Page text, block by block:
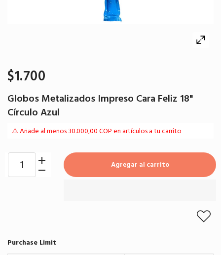
$1.700
Globos Metalizados Impreso Cara Feliz 18"
Círculo Azul
⚠️ Añade al menos 30.000,00 COP en artículos a tu carrito
Agregar al carrito
Purchase Limit